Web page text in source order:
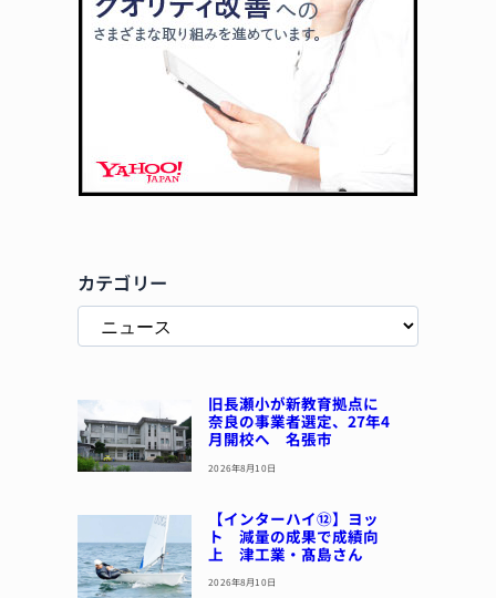
カテゴリー
旧長瀬小が新教育拠点に
奈良の事業者選定、27年4
月開校へ 名張市
2026年8月10日
【インターハイ⑫】ヨッ
ト 減量の成果で成績向
上 津工業・髙島さん
2026年8月10日